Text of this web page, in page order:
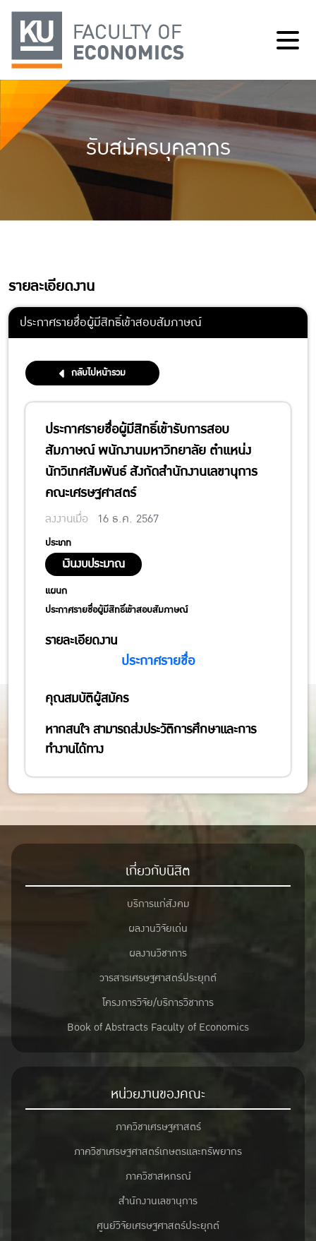
รับสมัครบุคลากร
รายละเอียดงาน
ประกาศรายชื่อผู้มีสิทธิ์เข้าสอบสัมภาษณ์
กลับไปหน้ารวม
ประกาศรายชื่อผู้มีสิทธิ์เข้ารับการสอบ
สัมภาษณ์ พนักงานมหาวิทยาลัย ตำแหน่ง
นักวิเทศสัมพันธ์ สังกัดสำนักงานเลขานุการ
คณะเศรษฐศาสตร์
ลงงานเมื่อ 16 ธ.ค. 2567
ประเภท
เงินงบประมาณ
แผนก
ประกาศรายชื่อผู้มีสิทธิ์เข้าสอบสัมภาษณ์
รายละเอียดงาน
ประกาศรายชื่อ
คุณสมบัติผู้สมัคร
หากสนใจ สามารถส่งประวัติการศึกษาและการ
ทำงานได้ทาง
เกี่ยวกับนิสิต
บริการแก่สังคม
ผลงานวิจัยเด่น
ผลงานวิชาการ
วารสารเศรษฐศาสตร์ประยุกต์
โครงการวิจัย/บริการวิชาการ
Book of Abstracts Faculty of Economics
หน่วยงานของคณะ
ภาควิชาเศรษฐศาสตร์
ภาควิชาเศรษฐศาสตร์เกษตรและทรัพยากร
ภาควิชาสหกรณ์
สำนักงานเลขานุการ
ศูนย์วิจัยเศรษฐศาสตร์ประยุกต์